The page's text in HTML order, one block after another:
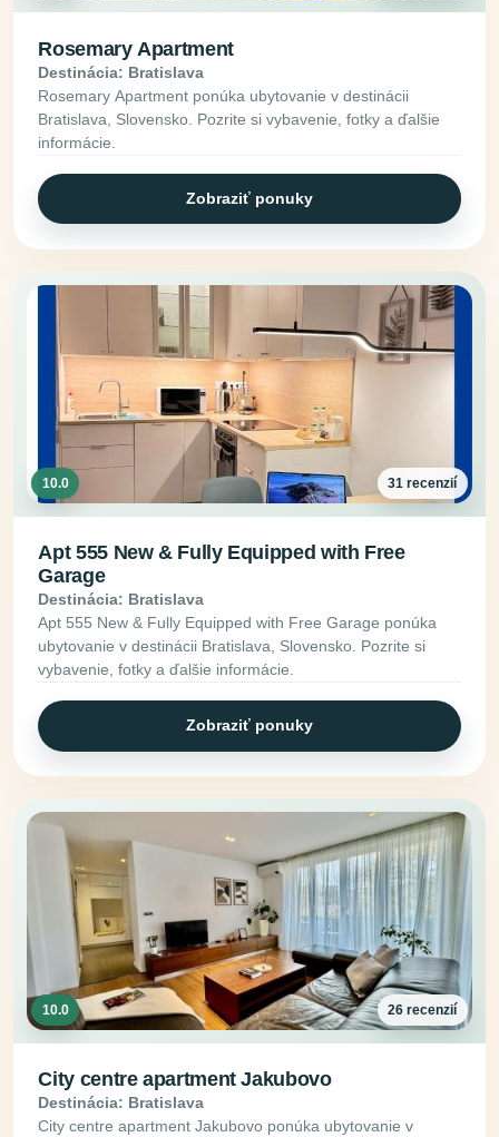
Rosemary Apartment
Destinácia: Bratislava
Rosemary Apartment ponúka ubytovanie v destinácii
Bratislava, Slovensko. Pozrite si vybavenie, fotky a ďalšie
informácie.
Zobraziť ponuky
10.0 31 recenzií
Apt 555 New & Fully Equipped with Free
Garage
Destinácia: Bratislava
Apt 555 New & Fully Equipped with Free Garage ponúka
ubytovanie v destinácii Bratislava, Slovensko. Pozrite si
vybavenie, fotky a ďalšie informácie.
Zobraziť ponuky
10.0 26 recenzií
City centre apartment Jakubovo
Destinácia: Bratislava
City centre apartment Jakubovo ponúka ubytovanie v